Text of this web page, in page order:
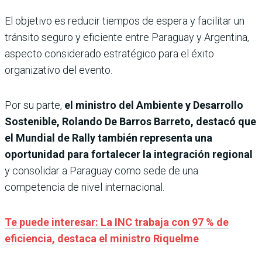
El objetivo es reducir tiempos de espera y facilitar un
tránsito seguro y eficiente entre Paraguay y Argentina,
aspecto considerado estratégico para el éxito
organizativo del evento.
Por su parte, el ministro del Ambiente y Desarrollo
Sostenible, Rolando De Barros Barreto, destacó que
el Mundial de Rally también representa una
oportunidad para fortalecer la integración regional
y consolidar a Paraguay como sede de una
competencia de nivel internacional.
Te puede interesar: La INC trabaja con 97 % de
eficiencia, destaca el ministro Riquelme